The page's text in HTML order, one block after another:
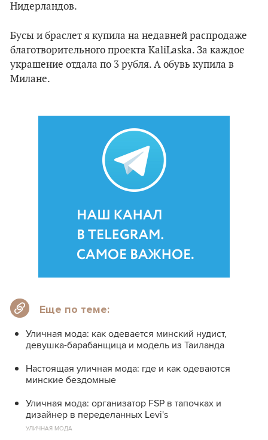
Нидерландов.
Бусы и браслет я купила на недавней распродаже
благотворительного проекта KaliLaska. За каждое
украшение отдала по 3 рубля. А обувь купила в
Милане.
Еще по теме:
Уличная мода: как одевается минский нудист,
девушка-барабанщица и модель из Таиланда
Настоящая уличная мода: где и как одеваются
минские бездомные
Уличная мода: организатор FSP в тапочках и
дизайнер в переделанных Levi's
УЛИЧНАЯ МОДА